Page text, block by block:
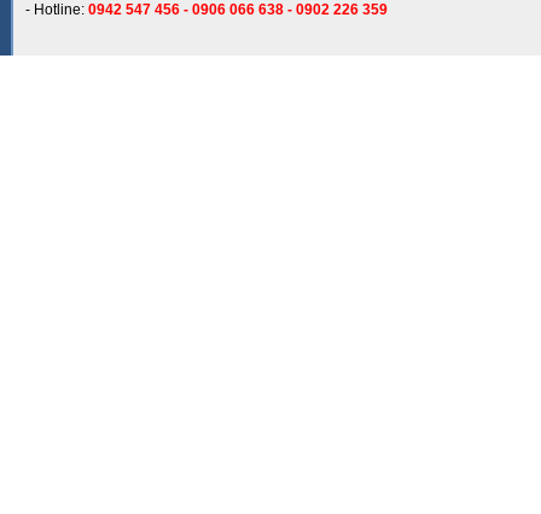
- Hotline: 0942 547 456 - 0906 066 638 - 0902 226 359